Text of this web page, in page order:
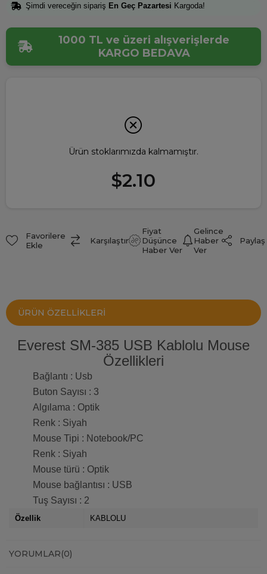
Şimdi vereceğin sipariş En Geç Pazartesi Kargoda!
1000 TL ve üzeri alışverişlerde
KARGO BEDAVA
Ürün stoklarımızda kalmamıştır.
$2.10
Favorilere
Ekle
Karşılaştır
Fiyat
Düşünce
Haber Ver
Gelince
Haber
Ver
Paylaş
ÜRÜN ÖZELLIKLERI
Everest SM-385 USB Kablolu Mouse
Özellikleri
Bağlantı : Usb
Buton Sayısı : 3
Algılama : Optik
Renk : Siyah
Mouse Tipi : Notebook/PC
Renk : Siyah
Mouse türü : Optik
Mouse bağlantısı : USB
Tuş Sayısı : 2
Özellik KABLOLU
YORUMLAR(0)